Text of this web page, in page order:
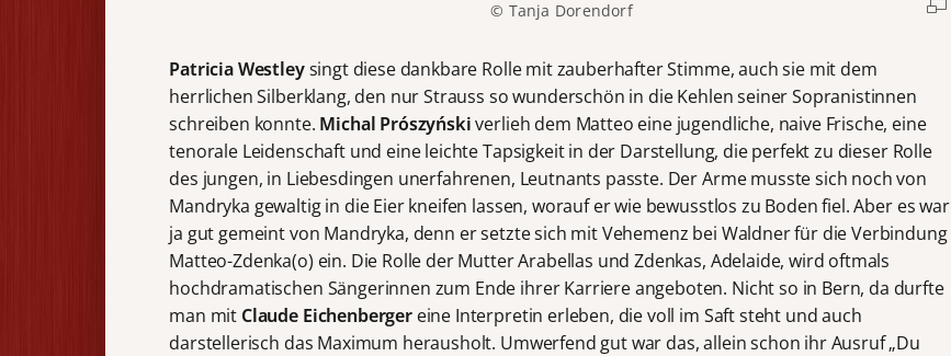
© Tanja Dorendorf
Patricia Westleysingt diese dankbare Rolle mit zauberhafter Stimme, auch sie mit dem
herrlichen Silberklang, den nur Strauss so wunderschön in die Kehlen seiner Sopranistinnen
schreiben konnte. Michal Prószyńskiverlieh dem Matteo eine jugendliche, naive Frische, eine
tenorale Leidenschaft und eine leichte Tapsigkeit in der Darstellung, die perfekt zu dieser Rolle
des jungen, in Liebesdingen unerfahrenen, Leutnants passte. Der Arme musste sich noch von
Mandryka gewaltig in die Eier kneifen lassen, worauf er wie bewusstlos zu Boden fiel. Aber es war
ja gut gemeint von Mandryka, denn er setzte sich mit Vehemenz bei Waldner für die Verbindung
Matteo-Zdenka(o) ein. Die Rolle der Mutter Arabellas und Zdenkas, Adelaide, wird oftmals
hochdramatischen Sängerinnen zum Ende ihrer Karriere angeboten. Nicht so in Bern, da durfte
man mit Claude Eichenbergereine Interpretin erleben, die voll im Saft steht und auch
darstellerisch das Maximum herausholt. Umwerfend gut war das, allein schon ihr Ausruf „Du